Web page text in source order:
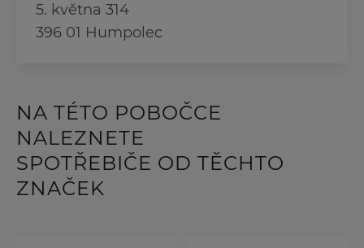
5. května 314
396 01 Humpolec
NA TÉTO POBOČCE
NALEZNETE
SPOTŘEBIČE OD TĚCHTO
ZNAČEK